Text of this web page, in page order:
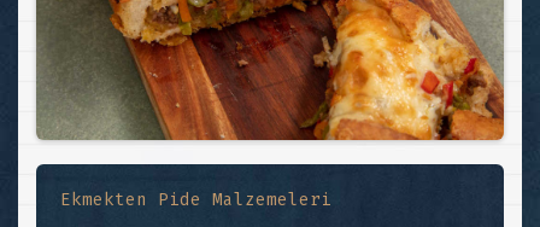
Ekmekten Pide Malzemeleri